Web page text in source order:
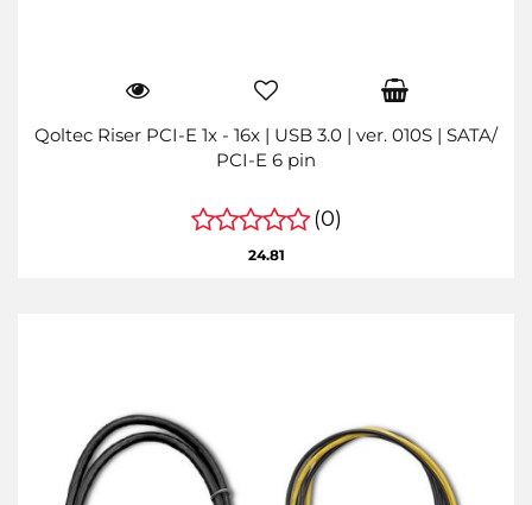
Qoltec Riser PCI-E 1x - 16x | USB 3.0 | ver. 010S | SATA/
PCI-E 6 pin
(0)
24.81